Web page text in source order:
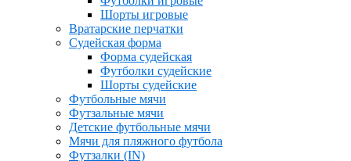
Шорты игровые
Вратарские перчатки
Судейская форма
Форма судейская
Футболки судейские
Шорты судейские
Футбольные мячи
Футзальные мячи
Детские футбольные мячи
Мячи для пляжного футбола
Футзалки (IN)